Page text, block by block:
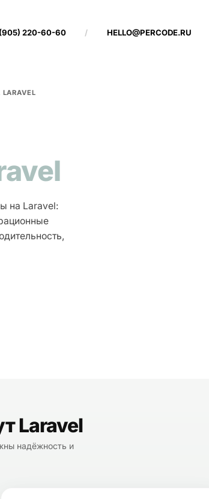
220-60-60 / HELLO@PERCODE.RU
на Laravel:
Laravel
надёжность и